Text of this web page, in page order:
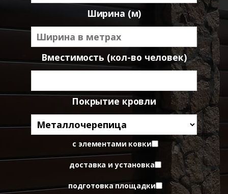
Ширина (м)
Вместимость (кол-во человек)
Покрытие кровли
с элементами ковки
доставка и установка
подготовка площадки